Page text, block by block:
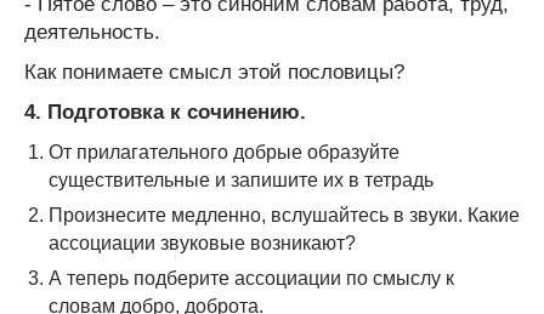
деятельность.
Как понимаете смысл этой пословицы?
4. Подготовка к сочинению.
От прилагательного добрые образуйте
существительные и запишите их в тетрадь
Произнесите медленно, вслушайтесь в звуки. Какие
ассоциации звуковые возникают?
А теперь подберите ассоциации по смыслу к
словам добро, доброта.